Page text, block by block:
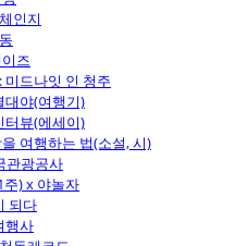
인지
즈
드나잇 인 청주
대야(여행기)
터뷰(에세이)
여행하는 법(소설, 시)
관광공사
) x 야놀자
되다
행사